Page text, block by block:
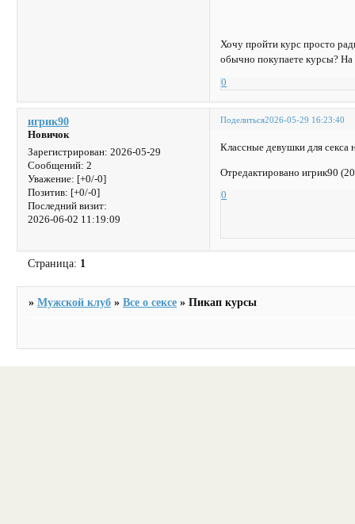
Хочу пройти курс просто
обычно покупаете курсы? На
0
Поделиться2026-05-29 16:23:40
игрик90
Новичок
Зарегистрирован: 2026-05-29
Сообщений: 2
Уважение: [+0/-0]
Позитив: [+0/-0]
Последний визит:
2026-06-02 11:19:09
Классные девушки для
Отредактировано игрик90
0
Страница: 1
»Мужской клуб »Все о сексе »Пикап курсы